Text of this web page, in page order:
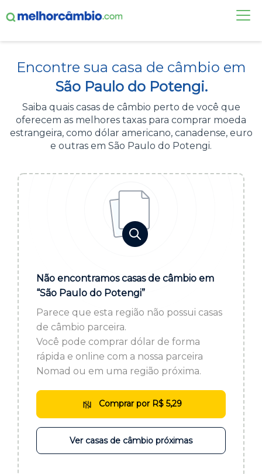
CASAS DE CÂMBIO
DÓLAR HOJE
ALERTA DE CÂMBIO
Acesse sua conta:
BROKER DE OFERTAS
ou cadastre-se se ainda não tem registro:
CADASTRE-SE
Encontre sua casa de câmbio em
São Paulo do Potengi.
Saiba quais casas de câmbio perto de você que
oferecem as melhores taxas para comprar moeda
estrangeira, como dólar americano, canadense, euro
e outras em São Paulo do Potengi.
Não encontramos casas de câmbio em
“São Paulo do Potengi”
Parece que esta região não possui casas
de câmbio parceira.
Você pode comprar dólar de forma
rápida e online com a nossa parceira
Nomad ou em uma região próxima.
Comprar por R$ 5,29
Ver casas de câmbio próximas